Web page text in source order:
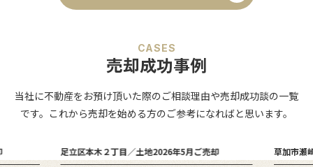
CASES
売却成功事例
当社に不動産をお預け頂いた際のご相談理由や売却成功談の一覧
です。これから売却を始める方のご参考になればと思います。
足立区本木２丁目／土地2026年5月ご売却 草加市瀬